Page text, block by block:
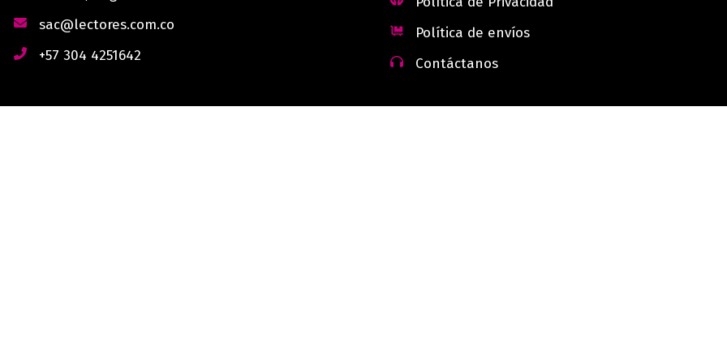
sac@lectores.com.co
+57 304 4251642
Política de envíos
Contáctanos